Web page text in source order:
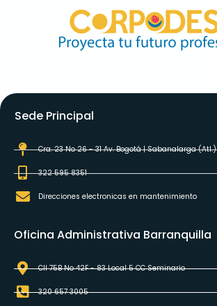
Sede Principal
Cra. 23 No 26 - 31 Av. Bogotá | Sabanalarga (Atl.)
322 595 8351
Direcciones electronicas en mantenimiento
Oficina Administrativa Barranquilla
Cll 75B No 42F - 83 Local 5 CC Seminario
320 657 3005